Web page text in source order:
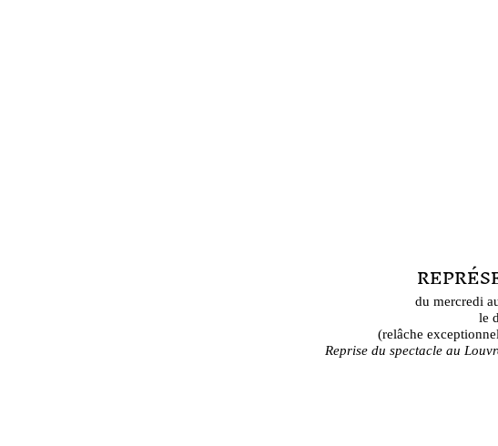
du mercredi
le
(relâche
Reprise du spectacle au